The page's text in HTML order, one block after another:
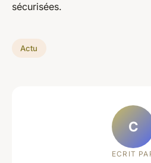
sécurisées.
Actu
C
ECRIT